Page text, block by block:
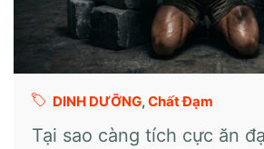
DINH DƯỠNG,Chất Đạm
Tại sao càng tích cực ăn